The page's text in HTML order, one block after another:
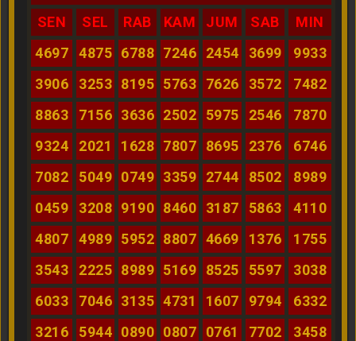
SEN
SEL RAB KAM JUM SAB
MIN
4697
4875 6788 7246 2454 3699
9933
3906
3253 8195 5763 7626 3572
7482
8863
7156 3636 2502 5975 2546
7870
9324
2021 1628 7807 8695 2376
6746
7082
5049 0749 3359 2744 8502
8989
0459
3208 9190 8460 3187 5863
4110
4807
4989 5952 8807 4669 1376
1755
3543
2225 8989 5169 8525 5597
3038
6033
7046 3135 4731 1607 9794
6332
3216
5944 0890 0807 0761 7702
3458